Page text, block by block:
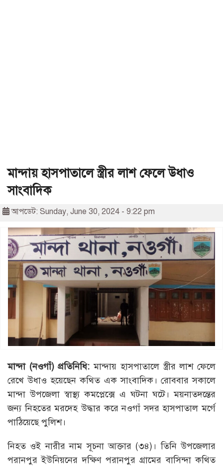
মান্দায় হাসপাতালে স্ত্রীর লাশ ফেলে উধাও
সাংবাদিক
আপডেট: Sunday, June 30, 2024 - 9:22 pm
মান্দা (নওগাঁ) প্রতিনিধি: মান্দায় হাসপাতালে স্ত্রীর লাশ ফেলে
রেখে উধাও হয়েছেন কথিত এক সাংবাদিক। রোববার সকালে
মান্দা উপজেলা স্বাস্থ্য কমপ্লেক্সে এ ঘটনা ঘটে। ময়নাতদন্তের
জন্য নিহতের মরদেহ উদ্ধার করে নওগাঁ সদর হাসপাতাল মর্গে
পাঠিয়েছে পুলিশ।
নিহত ওই নারীর নাম সূচনা আক্তার (৩৪)। তিনি উপজেলার
পরানপুর ইউনিয়নের দক্ষিণ পরানপুর গ্রামের বাসিন্দা কথিত